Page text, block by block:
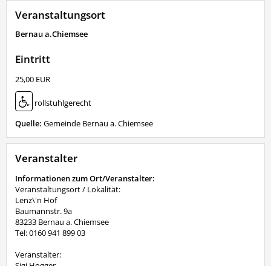
Veranstaltungsort
Bernau a.Chiemsee
Eintritt
25,00 EUR
rollstuhlgerecht
Quelle: Gemeinde Bernau a. Chiemsee
Veranstalter
Informationen zum Ort/Veranstalter:
Veranstaltungsort / Lokalität:
Lenz\'n Hof
Baumannstr. 9a
83233 Bernau a. Chiemsee
Tel: 0160 941 899 03
Veranstalter: